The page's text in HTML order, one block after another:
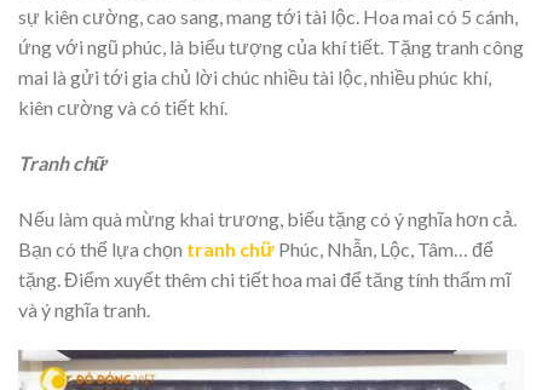
sự kiên cường, cao sang, mang tới tài lộc. Hoa mai có 5 cánh,
ứng với ngũ phúc, là biểu tượng của khí tiết. Tặng tranh công
mai là gửi tới gia chủ lời chúc nhiều tài lộc, nhiều phúc khí,
kiên cường và có tiết khí.
Tranh chữ
Nếu làm quà mừng khai trương, biếu tặng có ý nghĩa hơn cả.
Bạn có thể lựa chọn tranh chữ Phúc, Nhẫn, Lộc, Tâm… để
tặng. Điểm xuyết thêm chi tiết hoa mai để tăng tính thẩm mĩ
và ý nghĩa tranh.